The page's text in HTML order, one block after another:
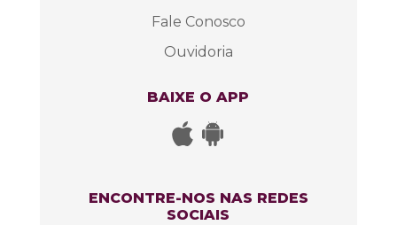
Fale Conosco
Ouvidoria
BAIXE O APP
ENCONTRE-NOS NAS REDES
SOCIAIS